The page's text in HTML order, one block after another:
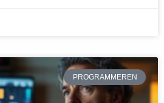
PROGRAMMEREN